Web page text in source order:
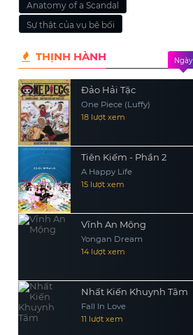
Anatomy of a Scandal
Sự thật của vụ bê bối
THỊNH HÀNH Ngày
Đảo Hải Tặc
One Piece (Luffy)
18 lượt xem
Tiên Kiếm - Phần 2
A Happy Life
15 lượt xem
Vĩnh An Mộng
Yongan Dream
14 lượt xem
Nhất Kiến Khuynh Tâm
Fall In Love
11 lượt xem